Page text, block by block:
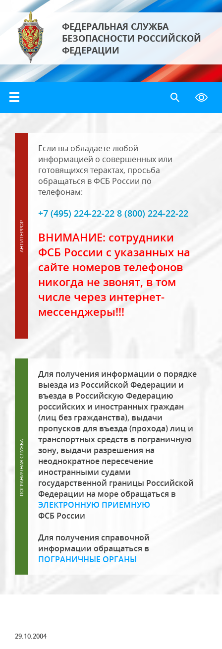
ФЕДЕРАЛЬНАЯ СЛУЖБА
БЕЗОПАСНОСТИ РОССИЙСКОЙ
ФЕДЕРАЦИИ
Если вы обладаете любой
информацией о совершенных или
готовящихся терактах, просьба
обращаться в ФСБ России по
телефонам:
+7 (495) 224-22-22 8 (800) 224-22-22
ВНИМАНИЕ: сотрудники
ФСБ России с указанных на
сайте номеров телефонов
никогда не звонят, в том
числе через интернет-
мессенджеры!!!
Для получения информации о порядке
выезда из Российской Федерации и
въезда в Российскую Федерацию
российских и иностранных граждан
(лиц без гражданства), выдачи
пропусков для въезда (прохода) лиц и
транспортных средств в пограничную
зону, выдачи разрешения на
неоднократное пересечение
иностранными судами
государственной границы Российской
Федерации на море обращаться в
ЭЛЕКТРОННУЮ ПРИЕМНУЮ
ФСБ России
Для получения справочной
информации обращаться в
ПОГРАНИЧНЫЕ ОРГАНЫ
29.10.2004